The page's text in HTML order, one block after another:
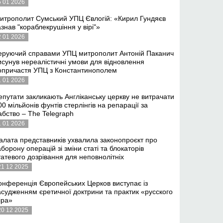
01 2026
Сумський УПЦ Євлогій: «Кирил Гундяєв
"кораблекрушіння у вірі"»
01 2026
справами УПЦ митрополит Антоній Паканич
нереалістичні умови для відновлення
УПЦ з Константинополем
01 2026
закликають Англіканську церкву не витрачати
мільйонів фунтів стерлінгів на репарації за
– The Telegraph
01 2026
представників ухвалила законопроєкт про
операцій зі зміни статі та блокаторів
дозрівання для неповнолітніх
12 2025
Європейських Церков виступає із
єретичної доктрини та практик «русского
12 2025